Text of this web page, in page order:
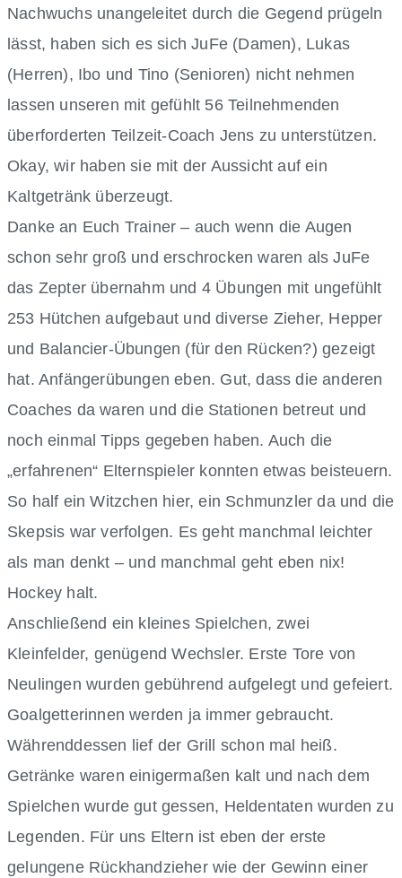
Nachwuchs unangeleitet durch die Gegend prügeln
lässt, haben sich es sich JuFe (Damen), Lukas
(Herren), Ibo und Tino (Senioren) nicht nehmen
lassen unseren mit gefühlt 56 Teilnehmenden
überforderten Teilzeit-Coach Jens zu unterstützen.
Okay, wir haben sie mit der Aussicht auf ein
Kaltgetränk überzeugt.
Danke an Euch Trainer – auch wenn die Augen
schon sehr groß und erschrocken waren als JuFe
das Zepter übernahm und 4 Übungen mit ungefühlt
253 Hütchen aufgebaut und diverse Zieher, Hepper
und Balancier-Übungen (für den Rücken?) gezeigt
hat. Anfängerübungen eben. Gut, dass die anderen
Coaches da waren und die Stationen betreut und
noch einmal Tipps gegeben haben. Auch die
„erfahrenen“ Elternspieler konnten etwas beisteuern.
So half ein Witzchen hier, ein Schmunzler da und die
Skepsis war verfolgen. Es geht manchmal leichter
als man denkt – und manchmal geht eben nix!
Hockey halt.
Anschließend ein kleines Spielchen, zwei
Kleinfelder, genügend Wechsler. Erste Tore von
Neulingen wurden gebührend aufgelegt und gefeiert.
Goalgetterinnen werden ja immer gebraucht.
Währenddessen lief der Grill schon mal heiß.
Getränke waren einigermaßen kalt und nach dem
Spielchen wurde gut gessen, Heldentaten wurden zu
Legenden. Für uns Eltern ist eben der erste
gelungene Rückhandzieher wie der Gewinn einer